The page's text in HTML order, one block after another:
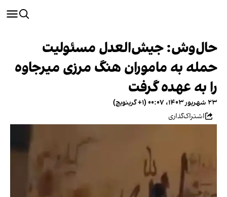
حال‌وش: جیش‌العدل مسئولیت
حمله به ماموران هنگ مرزی میرجاوه
را به عهده گرفت
۲۳ شهریور ۱۴۰۳، ۰۰:۰۷ (‎+۱ گرینویچ)
اشتراک‌گذاری